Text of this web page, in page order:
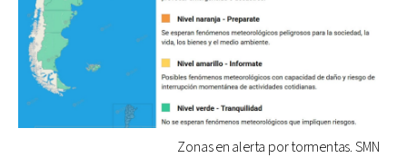
Zonas en alerta por tormentas. SMN